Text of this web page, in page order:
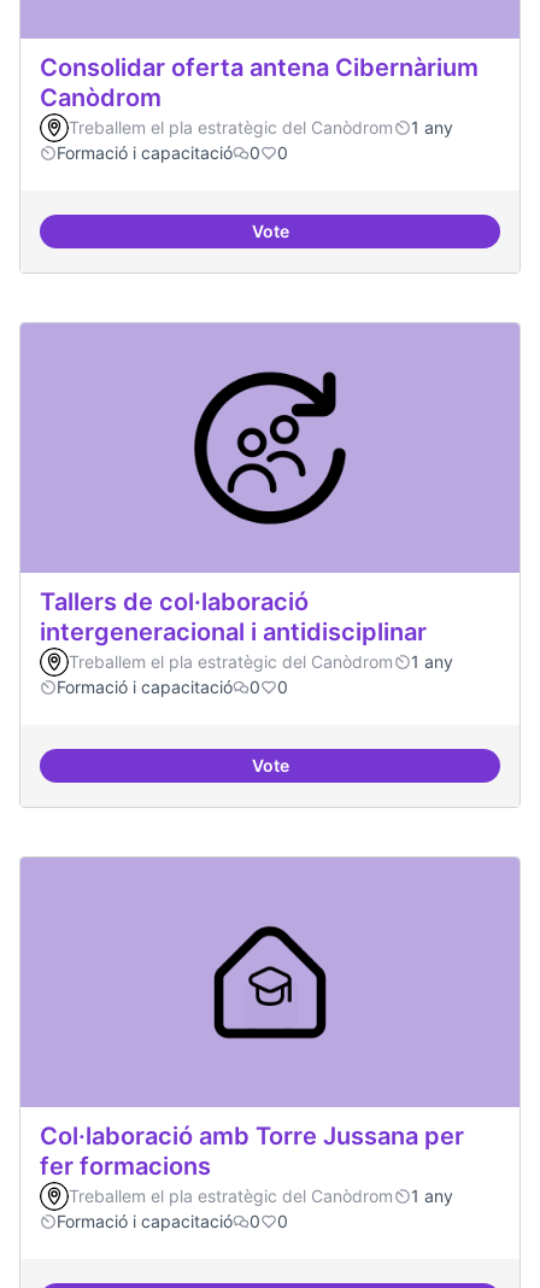
Consolidar oferta antena Cibernàrium
Canòdrom
Treballem el pla estratègic del Canòdrom
1 any
Formació i capacitació
0 0
VoteConsolidar oferta antena
Tallers de col·laboració
intergeneracional i antidisciplinar
Treballem el pla estratègic del Canòdrom
1 any
Formació i capacitació
0 0
VoteTallers de col·laboració
Col·laboració amb Torre Jussana per
fer formacions
Treballem el pla estratègic del Canòdrom
1 any
Formació i capacitació
0 0